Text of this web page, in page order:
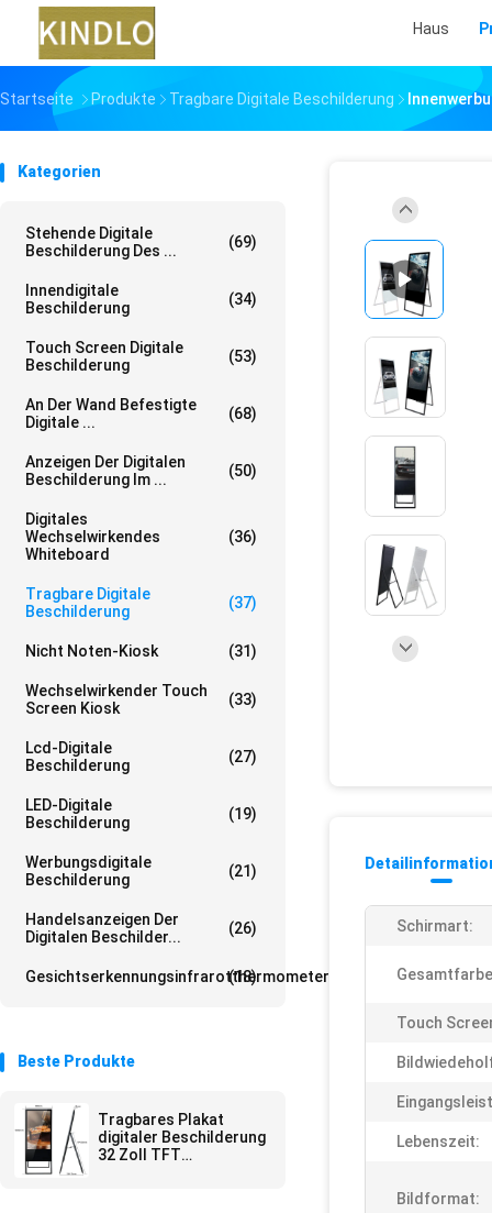
Haus
Startseite Produkte Tragbare Digitale Beschilderung
Kategorien
Stehende Digitale
Beschilderung Des ...
(69)
Innendigitale
Beschilderung
(34)
Touch Screen Digitale
Beschilderung
(53)
An Der Wand Befestigte
Digitale ...
(68)
Anzeigen Der Digitalen
Beschilderung Im ...
(50)
Digitales
Wechselwirkendes
Whiteboard
(36)
Tragbare Digitale
Beschilderung
(37)
Nicht Noten-Kiosk (31)
Wechselwirkender Touch
Screen Kiosk
(33)
Lcd-Digitale
Beschilderung
(27)
LED-Digitale
Beschilderung
(19)
Werbungsdigitale
Beschilderung
(21)
Handelsanzeigen Der
Digitalen Beschilder...
(26)
Gesichtserkennungsinfrarotthermometer
(18)
Beste Produkte
Tragbares Plakat
digitaler Beschilderung
32 Zoll TFT
Schirmart:
Touch
Lebenszeit:
Bildformat: